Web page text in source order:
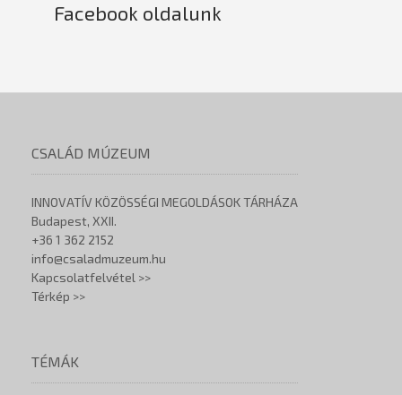
Facebook oldalunk
CSALÁD MÚZEUM
INNOVATÍV KÖZÖSSÉGI MEGOLDÁSOK TÁRHÁZA
Budapest, XXII.
+36 1 362 2152
info@csaladmuzeum.hu
Kapcsolatfelvétel >>
Térkép >>
TÉMÁK